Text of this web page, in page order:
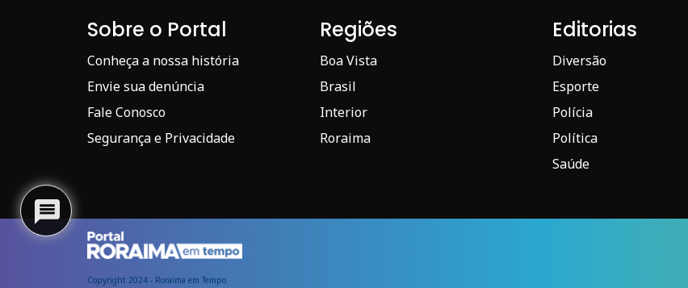
Sobre o Portal
Conheça a nossa história
Envie sua denúncia
Fale Conosco
Segurança e Privacidade
Regiões
Boa Vista
Brasil
Interior
Roraima
Editorias
Diversão
Esporte
Polícia
Política
Saúde
Copyright 2024 - Roraima em Tempo